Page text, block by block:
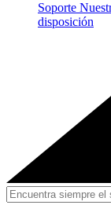
Soporte
disposición